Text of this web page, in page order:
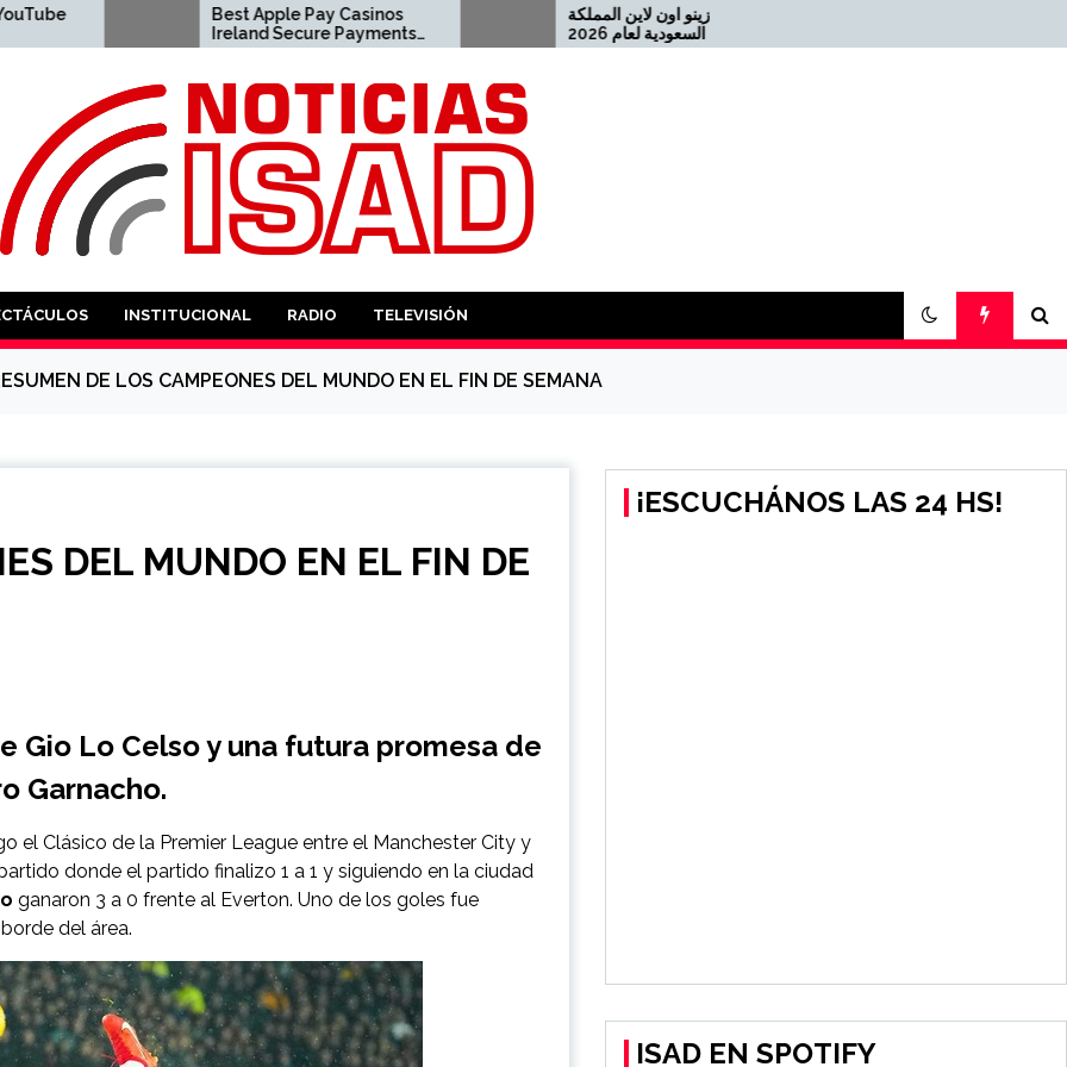
Best Apple Pay Casinos
Ireland Secure Payments
in 2026 2023-04-23 apple
أفضل كازينو اون لاين المملكة
2021-08-04 كازينو USDT
22
INSTITUCIONAL RADIO TELEVISIÓN
DE LOS CAMPEONES DEL MUNDO EN EL FIN DE SEMANA
DEL MUNDO EN EL FIN DE
Gio Lo Celso y una futura promesa de
Garnacho.
el Clásico de la Premier League entre el Manchester City y
donde el partido finalizo 1 a 1 y siguiendo en la ciudad
ganaron 3 a 0 frente al Everton. Uno de los goles fue
del área.
¡ESCUCHÁNOS LAS 24 HS!
ISAD EN SPOTIFY